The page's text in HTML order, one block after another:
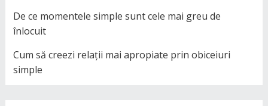
De ce momentele simple sunt cele mai greu de
înlocuit
Cum să creezi relații mai apropiate prin obiceiuri
simple